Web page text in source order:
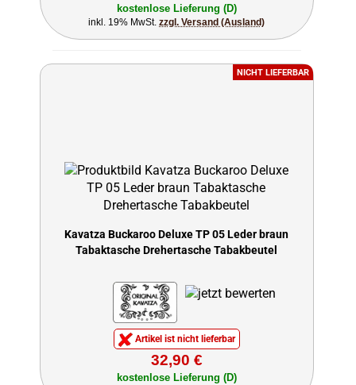
kostenlose Lieferung (D)
inkl. 19% MwSt.zzgl. Versand (Ausland)
NICHT LIEFERBAR
Kavatza Buckaroo Deluxe TP 05 Leder braun
Tabaktasche Drehertasche Tabakbeutel
Artikel ist nicht lieferbar
32,90 €
kostenlose Lieferung (D)